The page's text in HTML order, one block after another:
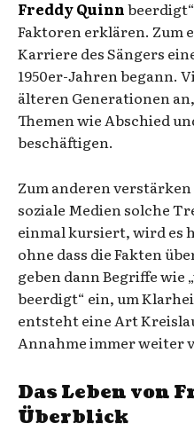
Freddy Quinn
Faktoren erklären. Zum
Karriere des Sängers
1950er-Jahren begann.
älteren Generationen
Themen wie Abschied
beschäftigen.
Zum anderen
soziale Medien solche
einmal kursiert, wird es
ohne dass die Fakten
geben dann Begriffe wie
beerdigt“ ein, um
entsteht eine Art
Annahme immer weiter
Das Leben von
Überblick